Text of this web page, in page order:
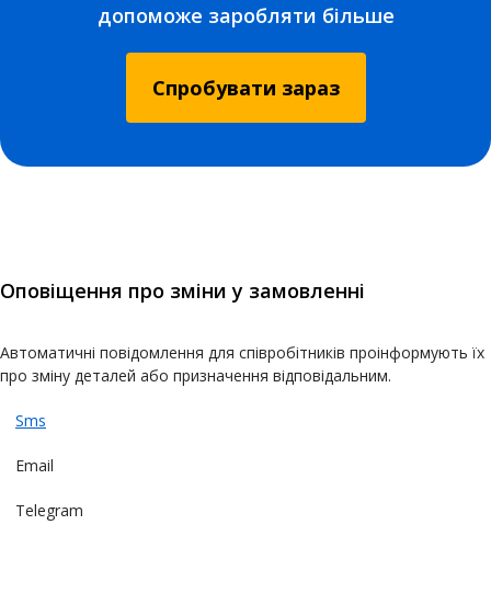
допоможе заробляти більше
Спробувати зараз
Оповіщення про зміни у замовленні
Автоматичні повідомлення для співробітників проінформують їх
про зміну деталей або призначення відповідальним.
Sms
Email
Telegram